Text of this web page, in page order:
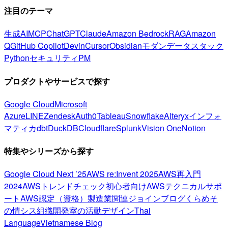
注目のテーマ
生成AIMCPChatGPTClaudeAmazon BedrockRAGAmazon
QGitHub CopilotDevinCursorObsidianモダンデータスタック
PythonセキュリティPM
プロダクトやサービスで探す
Google CloudMicrosoft
AzureLINEZendeskAuth0TableauSnowflakeAlteryxインフォ
マティカdbtDuckDBCloudflareSplunkVision OneNotion
特集やシリーズから探す
Google Cloud Next ’25AWS re:Invent 2025AWS再入門
2024AWSトレンドチェック初心者向けAWSテクニカルサポ
ートAWS認定（資格） 製造業関連ジョインブログくらめそ
の情シス組織開発室の活動デザインThai
LanguageVietnamese Blog